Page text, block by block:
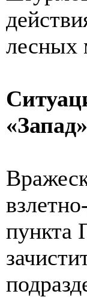
лесных
«Запад»
пункта